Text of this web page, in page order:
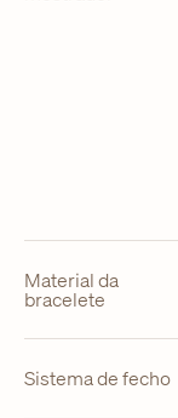
Material da
bracelete
Sistema de fecho